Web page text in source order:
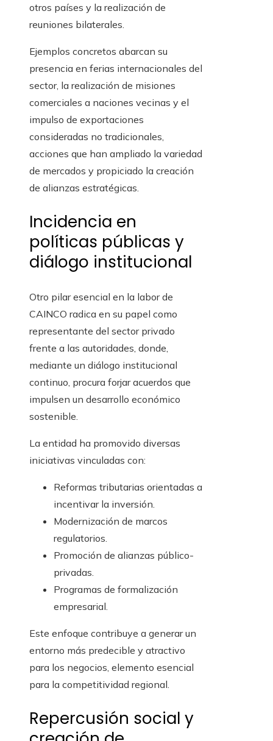
otros países y la realización de
reuniones bilaterales.
Ejemplos concretos abarcan su
presencia en ferias internacionales del
sector, la realización de misiones
comerciales a naciones vecinas y el
impulso de exportaciones
consideradas no tradicionales,
acciones que han ampliado la variedad
de mercados y propiciado la creación
de alianzas estratégicas.
Incidencia en
políticas públicas y
diálogo institucional
Otro pilar esencial en la labor de
CAINCO radica en su papel como
representante del sector privado
frente a las autoridades, donde,
mediante un diálogo institucional
continuo, procura forjar acuerdos que
impulsen un desarrollo económico
sostenible.
La entidad ha promovido diversas
iniciativas vinculadas con:
Reformas tributarias orientadas a
incentivar la inversión.
Modernización de marcos
regulatorios.
Promoción de alianzas público-
privadas.
Programas de formalización
empresarial.
Este enfoque contribuye a generar un
entorno más predecible y atractivo
para los negocios, elemento esencial
para la competitividad regional.
Repercusión social y